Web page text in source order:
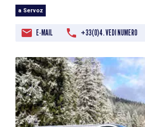
a Servoz
E-MAIL +33(0)4. VEDI NUMERO